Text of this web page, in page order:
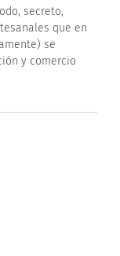
secreto,
que en
se
y comercio